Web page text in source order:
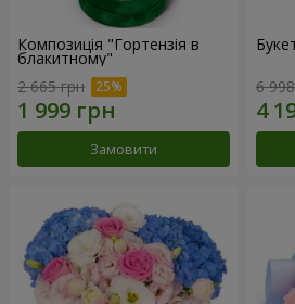
Композиція "Гортензія в
блакитному"
2 665 грн
Замовити
6